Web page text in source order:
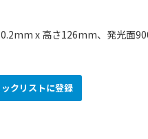
x 高さ126mm、発光面
クリストに登録